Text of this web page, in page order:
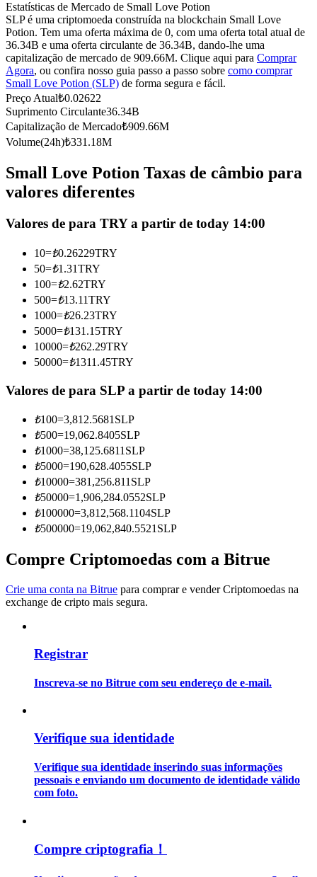
Copiar Trading
Junte-se aos principais traders
Torne-se um Trader de Cópias
Desfrute da partilha de lucros e comissões de copy trading
Informação
Análise de big data, incluindo informações comerciais, etc.
Guia
Aprenda como se manter lucrativo
Estatísticas de Mercado de Small Love Potion
SLP é uma criptomoeda construída na blockchain Small Love
Potion. Tem uma oferta máxima de 0, com uma oferta total atual de
36.34B e uma oferta circulante de 36.34B, dando-lhe uma
capitalização de mercado de 909.66M. Clique aqui para Comprar
Agora, ou confira nosso guia passo a passo sobre como comprar
Small Love Potion (SLP) de forma segura e fácil.
Preço Atual₺0.02622
Suprimento Circulante36.34B
Capitalização de Mercado₺909.66M
Volume(24h)₺331.18M
Small Love Potion Taxas de câmbio para
valores diferentes
Valores de para TRY a partir de today 14:00
10=₺0.26229TRY
50=₺1.31TRY
100=₺2.62TRY
500=₺13.11TRY
1000=₺26.23TRY
5000=₺131.15TRY
10000=₺262.29TRY
50000=₺1311.45TRY
Valores de para SLP a partir de today 14:00
₺100=3,812.5681 SLP
₺500=19,062.8405SLP
₺1000=38,125.6811 SLP
₺5000=190,628.4055SLP
₺10000=381,256.811 SLP
₺50000=1,906,284.0552SLP
₺100000=3,812,568.1104SLP
₺500000=19,062,840.5521 SLP
Compre Criptomoedas com a Bitrue
Crie uma conta na Bitrue para comprar e vender Criptomoedas na
exchange de cripto mais segura.
Registrar
Inscreva-se no Bitrue com seu endereço de e-mail.
Verifique sua identidade
Verifique sua identidade inserindo suas informações
pessoais e enviando um documento de identidade válido
com foto.
Compre criptografia！